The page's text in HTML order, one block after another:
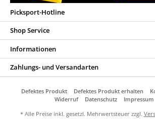
Picksport-Hotline
Shop Service
Informationen
Zahlungs- und Versandarten
Defektes Produkt Defektes Produkt erhalten
Widerruf
Datenschutz Impressum
* Alle Preise inkl. gesetzl. Mehrwertsteuer zzgl.